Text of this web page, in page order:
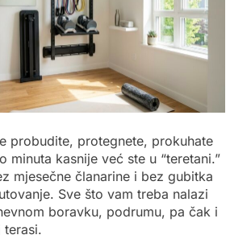
probudite, protegnete, prokuhate
minuta kasnije već ste u “teretani.”
mjesečne članarine i bez gubitka
Sve što vam treba nalazi
boravku, podrumu, pa čak i
terasi.